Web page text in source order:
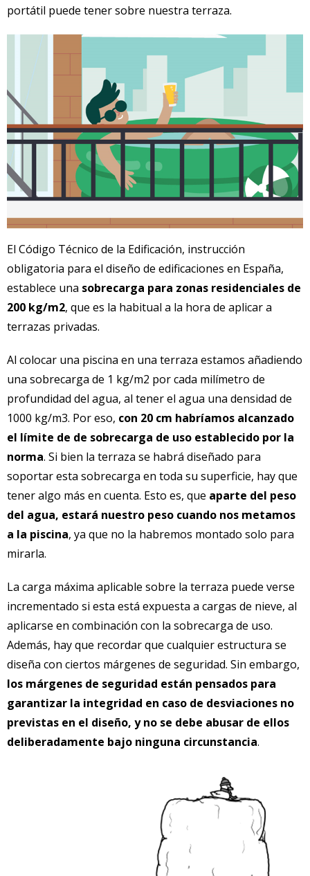
portátil puede tener sobre nuestra terraza.
El Código Técnico de la Edificación, instrucción
obligatoria para el diseño de edificaciones en España,
establece una sobrecarga para zonas residenciales de
200 kg/m2, que es la habitual a la hora de aplicar a
terrazas privadas.
Al colocar una piscina en una terraza estamos añadiendo
una sobrecarga de 1 kg/m2 por cada milímetro de
profundidad del agua, al tener el agua una densidad de
1000 kg/m3. Por eso, con 20 cm habríamos alcanzado
el límite de de sobrecarga de uso establecido por la
norma. Si bien la terraza se habrá diseñado para
soportar esta sobrecarga en toda su superficie, hay que
tener algo más en cuenta. Esto es, que aparte del peso
del agua, estará nuestro peso cuando nos metamos
a la piscina, ya que no la habremos montado solo para
mirarla.
La carga máxima aplicable sobre la terraza puede verse
incrementado si esta está expuesta a cargas de nieve, al
aplicarse en combinación con la sobrecarga de uso.
Además, hay que recordar que cualquier estructura se
diseña con ciertos márgenes de seguridad. Sin embargo,
los márgenes de seguridad están pensados para
garantizar la integridad en caso de desviaciones no
previstas en el diseño, y no se debe abusar de ellos
deliberadamente bajo ninguna circunstancia.